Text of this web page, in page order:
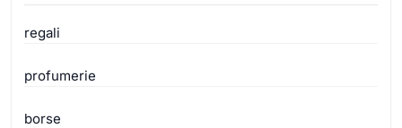
regali
profumerie
borse